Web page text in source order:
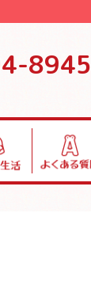
8945
あ
る